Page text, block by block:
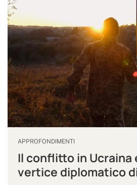
APPROFONDIMENTI
Il conflitto in Ucraina
vertice diplomatico